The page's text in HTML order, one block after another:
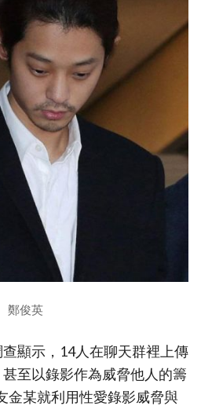
鄭俊英
顯示，14人在聊天群裡上傳
至以錄影作為威脅他人的籌
金某就利用性愛錄影威脅與